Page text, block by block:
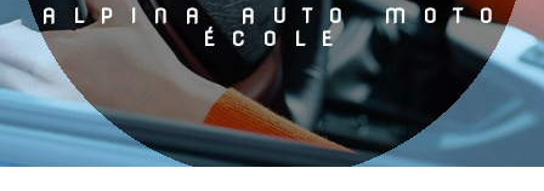
ALPINA AUTO MOTO
ÉCOLE